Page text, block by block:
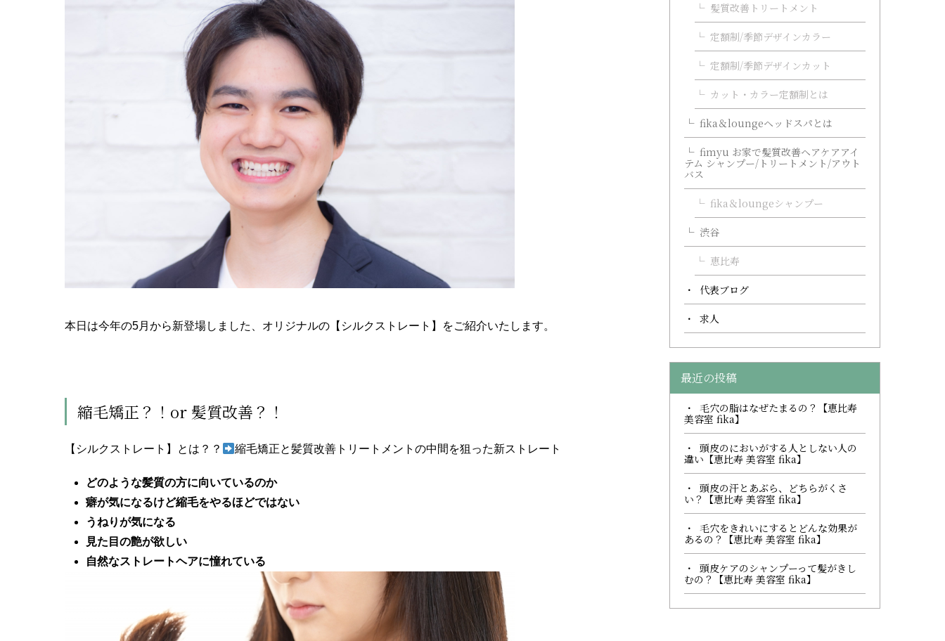
本日は今年の5月から新登場しました、オリジナルの【シルクストレート】をご紹介いたします。
縮毛矯正？！or 髪質改善？！
【シルクストレート】とは？？ 縮毛矯正と髪質改善トリートメントの中間を狙った新ストレート
どのような髪質の方に向いているのか
癖が気になるけど縮毛をやるほどではない
うねりが気になる
見た目の艶が欲しい
自然なストレートヘアに憧れている
髪質改善トリートメント
定額制/季節デザインカラー
定額制/季節デザインカット
カット・カラー定額制とは
fika＆loungeヘッドスパとは
fimyu お家で髪質改善ヘアケアアイ
テム シャンプー/トリートメント/アウト
バス
fika＆loungeシャンプー
渋谷
恵比寿
代表ブログ
求人
最近の投稿
毛穴の脂はなぜたまるの？【恵比寿
美容室 fika】
頭皮のにおいがする人としない人の
違い【恵比寿 美容室 fika】
頭皮の汗とあぶら、どちらがくさ
い？【恵比寿 美容室 fika】
毛穴をきれいにするとどんな効果が
あるの？【恵比寿 美容室 fika】
頭皮ケアのシャンプーって髪がきし
むの？【恵比寿 美容室 fika】